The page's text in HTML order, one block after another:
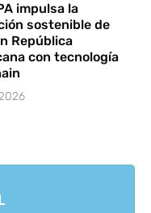
impulsa la
sostenible de
República
con tecnología